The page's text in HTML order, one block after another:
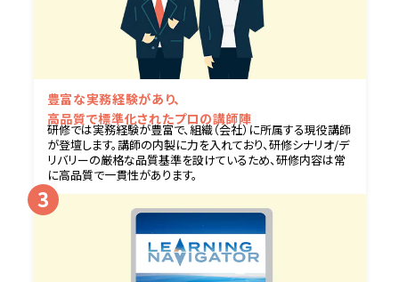
豊富な実務経験があり、
高品質で標準化されたプロの講師陣
研修では実務経験が豊富で、組織（会社）に所属する現役講師
が登壇します。講師の内製に力を入れており、研修シナリオ/デ
リバリーの厳格な品質基準を設けているため、研修内容は常
に高品質で一貫性があります。